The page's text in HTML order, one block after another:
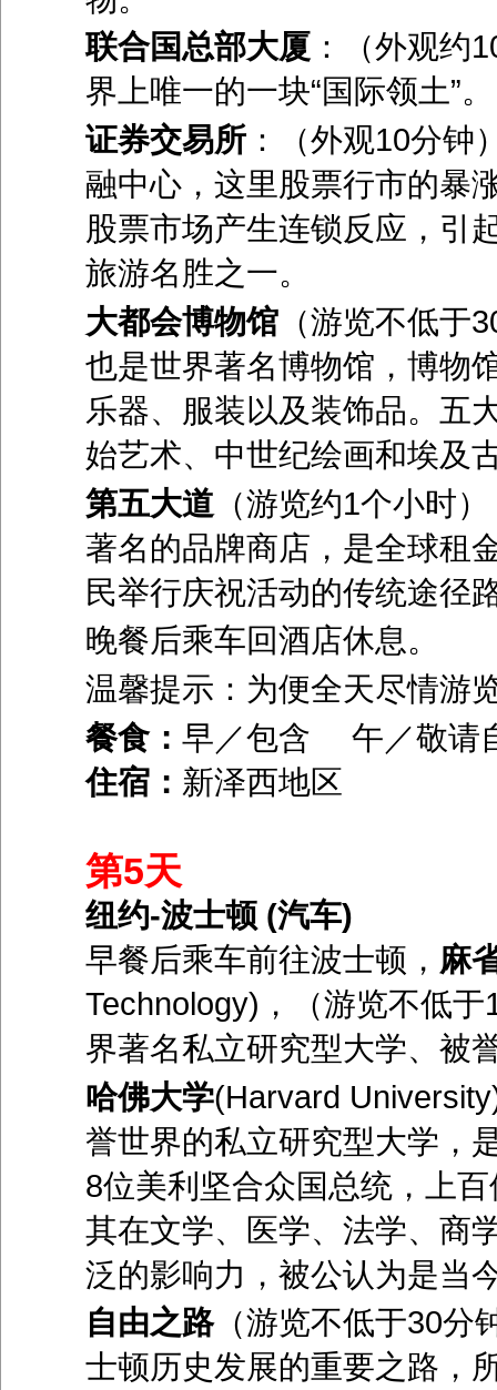
联合国总部大厦：（外观约
界上唯一的一块“国际领土”。
证券交易所：（外观10分钟
融中心，这里股票行市的暴
股票市场产生连锁反应，引
旅游名胜之一。
大都会博物馆（游览不低于
也是世界著名博物馆，博物
乐器、服装以及装饰品。五
始艺术、中世纪绘画和埃及
第五大道 （游览约1个小时
著名的品牌商店，是全球租
民举行庆祝活动的传统途径
晚餐后乘车回酒店休息。
温馨提示：为便全天尽情游
餐食： 早／包含 午／敬
住宿： 新泽西地区
第5天
纽约-波士顿 (汽车)
早餐后乘车前往波士顿， 麻
Technology)，（游览不低
界著名私立研究型大学、被
哈佛大学(Harvard
誉世界的私立研究型大学，
8位美利坚合众国总统，上
其在文学、医学、法学、商
泛的影响力，被公认为是当
自由之路（游览不低于30分
士顿历史发展的重要之路，